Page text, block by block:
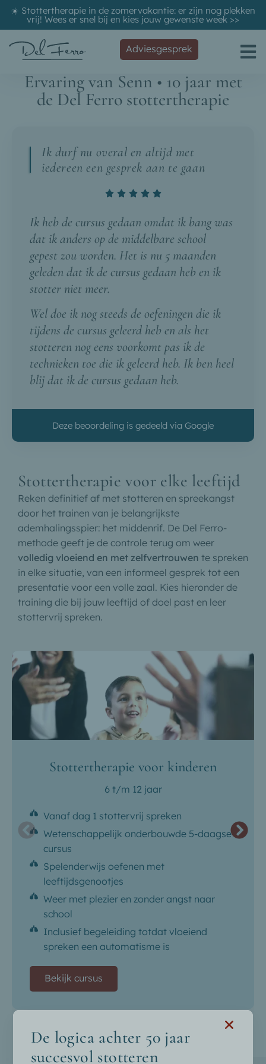
☀️ Stottertherapie in de zomervakantie: er zijn nog plekken
vrij! Wees er snel bij en kies jouw gewenste week >>
Adviesgesprek
Ervaring van Senn • 10 jaar met
de Del Ferro stottertherapie
Ik durf nu overal en altijd met
iedereen een gesprek aan te gaan
Ik heb de cursus gedaan omdat ik bang was
dat ik anders op de middelbare school
gepest zou worden. Het is nu 5 maanden
geleden dat ik de cursus gedaan heb en ik
stotter niet meer.
Wel doe ik nog steeds de oefeningen die ik
tijdens de cursus geleerd heb en als het
stotteren nog eens voorkomt pas ik de
technieken toe die ik geleerd heb. Ik ben heel
blij dat ik de cursus gedaan heb.
Deze beoordeling is gedeeld via Google
Stottertherapie voor elke leeftijd
Reken definitief af met stotteren en spreekangst
door het trainen van je belangrijkste
ademhalingsspier: het middenrif. De Del Ferro-
methode geeft je de controle terug om weer
volledig vloeiend en met zelfvertrouwen te spreken
in elke situatie, van een informeel gesprek tot een
presentatie voor een volle zaal. Kies hieronder de
training die bij jouw leeftijd of doel past en leer
stottervrij spreken.
Stottertherapie voor kinderen
6 t/m 12 jaar
Vanaf dag 1 stottervrij spreken
Wetenschappelijk onderbouwde 5-daagse
cursus
Spelenderwijs oefenen met
leeftijdsgenootjes
Weer met plezier en zonder angst naar
school
Inclusief begeleiding totdat vloeiend
spreken een automatisme is
Bekijk cursus
De logica achter 50 jaar
succesvol stotteren